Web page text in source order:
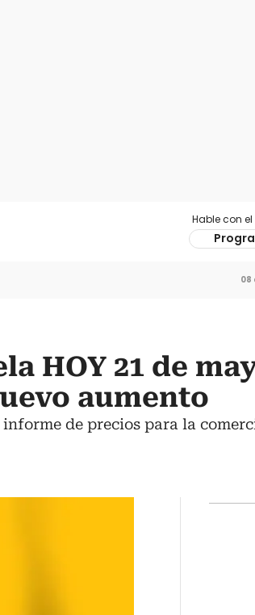
Hable con el
08
HOY 21 de
aumento
de precios para la